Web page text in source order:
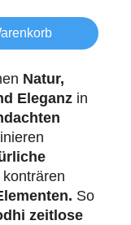
Natur,
Eleganz in
konträren
So
zeitlose